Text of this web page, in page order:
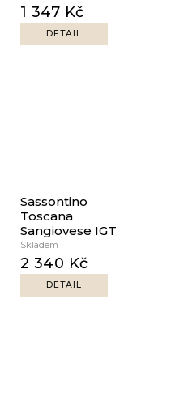
1 347 Kč
DETAIL
Sassontino
Toscana
Sangiovese IGT
Skladem
2 340 Kč
DETAIL